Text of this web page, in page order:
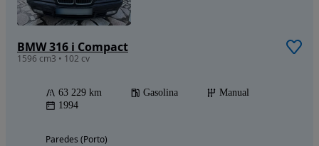
BMW 316 i Compact
1596 cm3 • 102 cv
63 229 km Gasolina
Manual
1994
Paredes (Porto)